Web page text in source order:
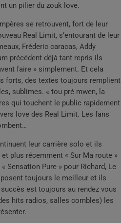
un pilier du zouk love.
se retrouvent, fort de leur
Real Limit, s’entourant de leur
Fréderic caracas, Addy
précédent déjà tant repris ils
faire » simplement. Et cela
forts, des textes toujours remplient
sublimes. « tou pré mwen, la
qui touchent le public rapidement
love des Real Limit. Les fans
leur carrière solo et ils
plus récemment « Sur Ma route »
Sensation Pure » pour Richard, Le
toujours le meilleur et ils
est toujours au rendez vous
hits radios, salles combles) les